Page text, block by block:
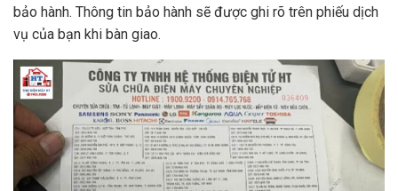
bảo hành. Thông tin bảo hành sẽ được ghi rõ trên phiếu dịch
vụ của bạn khi bàn giao.